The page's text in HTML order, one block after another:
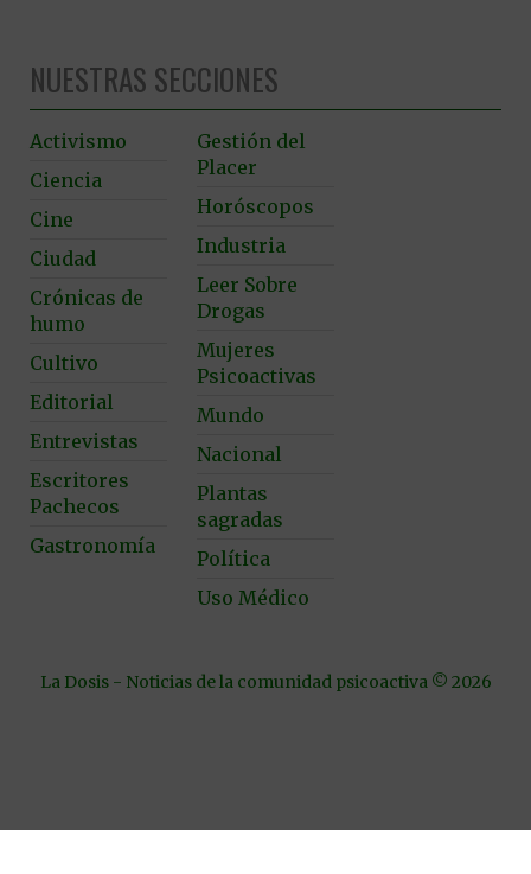
NUESTRAS SECCIONES
Activismo
Ciencia
Cine
Ciudad
Crónicas de
humo
Cultivo
Editorial
Entrevistas
Escritores
Pachecos
Gastronomía
Gestión del
Placer
Horóscopos
Industria
Leer Sobre
Drogas
Mujeres
Psicoactivas
Mundo
Nacional
Plantas
sagradas
Política
Uso Médico
La Dosis - Noticias de la comunidad psicoactiva © 2026